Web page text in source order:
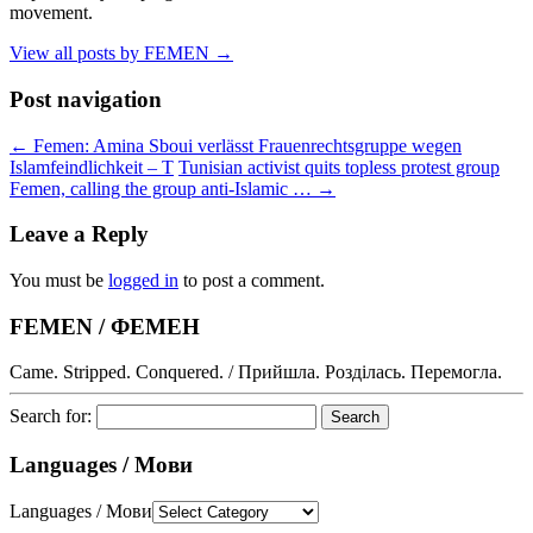
movement.
View all posts by FEMEN →
Post navigation
← Femen: Amina Sboui verlässt Frauenrechtsgruppe wegen
Islamfeindlichkeit – T Tunisian activist quits topless protest group
Femen, calling the group anti-Islamic … →
Leave a Reply
You must be logged in to post a comment.
FEMEN / ФЕМЕН
Came. Stripped. Conquered. / Прийшла. Розділась. Перемогла.
Search for:
Languages / Мови
Languages / Мови